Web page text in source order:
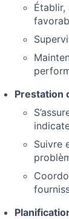
Prestation
Suivre